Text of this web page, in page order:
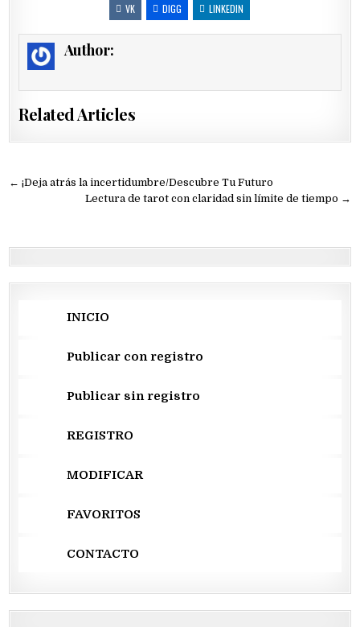
VK
DIGG LINKEDIN
Author:
Related Articles
Navegación
← ¡Deja atrás la incertidumbre/Descubre Tu Futuro
Lectura de tarot con claridad sin límite de tiempo →
INICIO
Publicar con registro
Publicar sin registro
REGISTRO
MODIFICAR
FAVORITOS
CONTACTO